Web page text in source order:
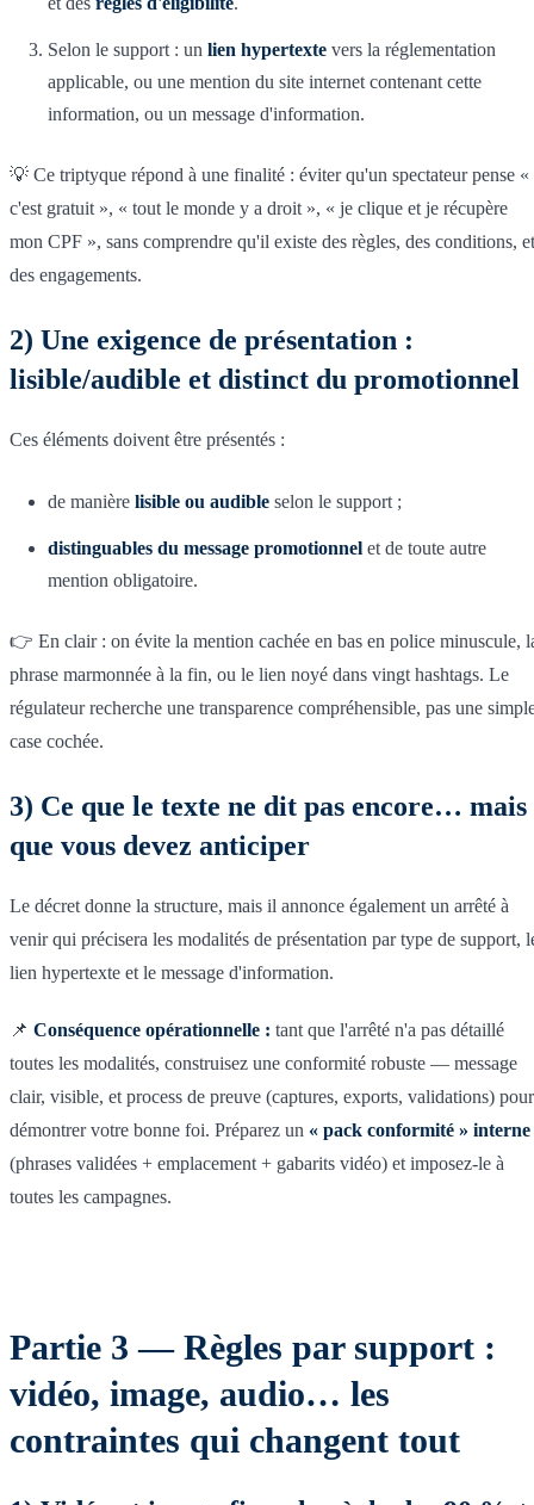
Selon le support : un lien hypertexte vers la réglementation
applicable, ou une mention du site internet contenant cette
information, ou un message d'information.
💡 Ce triptyque répond à une finalité : éviter qu'un spectateur pense «
c'est gratuit », « tout le monde y a droit », « je clique et je récupère
mon CPF », sans comprendre qu'il existe des règles, des conditions, et
des engagements.
2) Une exigence de présentation :
lisible/audible et distinct du promotionnel
Ces éléments doivent être présentés :
de manière lisible ou audible selon le support ;
distinguables du message promotionnel et de toute autre
mention obligatoire.
👉 En clair : on évite la mention cachée en bas en police minuscule,
phrase marmonnée à la fin, ou le lien noyé dans vingt hashtags. Le
régulateur recherche une transparence compréhensible, pas une
case cochée.
3) Ce que le texte ne dit pas encore… mais
que vous devez anticiper
Le décret donne la structure, mais il annonce également un arrêté à
venir qui précisera les modalités de présentation par type de support,
lien hypertexte et le message d'information.
📌 Conséquence opérationnelle : tant que l'arrêté n'a pas détaillé
toutes les modalités, construisez une conformité robuste — message
clair, visible, et process de preuve (captures, exports, validations) pour
démontrer votre bonne foi. Préparez un « pack conformité » interne
(phrases validées + emplacement + gabarits vidéo) et imposez-le à
toutes les campagnes.
Partie 3 — Règles par support :
vidéo, image, audio… les
contraintes qui changent tout